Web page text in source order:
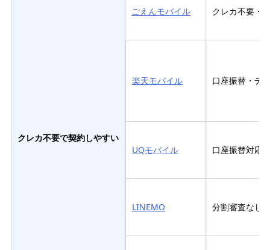
クレカ不要で契約しやすい
ごえんモバイル クレカ不要・
楽天モバイル 口座振替・デ
UQモバイル 口座振替対応
LINEMO 分割審査なし